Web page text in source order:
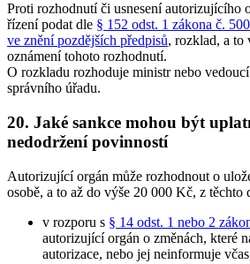
Proti rozhodnutí či usnesení autorizujícího
řízení podat dle § 152 odst. 1 zákona č.
ve znění pozdějších předpisů, rozklad, a to
oznámení tohoto rozhodnutí.
O rozkladu rozhoduje ministr nebo
správního úřadu.
20. Jaké sankce mohou být
nedodržení povinností
Autorizující orgán může rozhodnout o
osobě, a to až do výše 20 000 Kč, z těchto
v rozporu s § 14 odst. 1 nebo 2
autorizující orgán o změnách, které
autorizace, nebo jej neinformuje